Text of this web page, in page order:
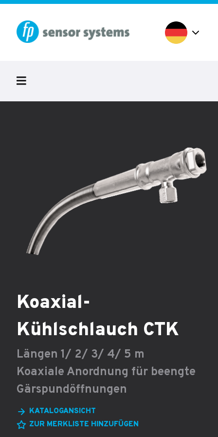
Koaxial-
Kühlschlauch CTK
Längen 1/ 2/ 3/ 4/ 5 m
Koaxiale Anordnung für beengte
Gärspundöffnungen
KATALOGANSICHT
ZUR MERKLISTE HINZUFÜGEN